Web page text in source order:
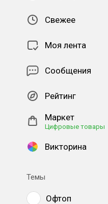
Свежее
Моя лента
Сообщения
Рейтинг
Маркет
Цифровые товары
Викторина
Темы
Офтоп